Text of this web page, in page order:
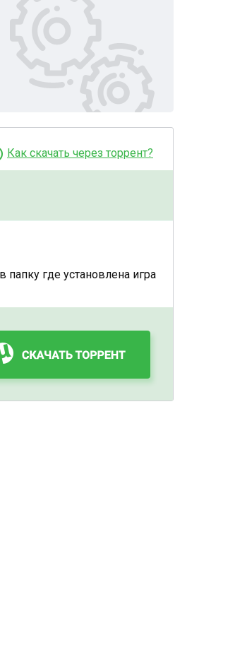
Как скачать через торрент?
папку где установлена игра